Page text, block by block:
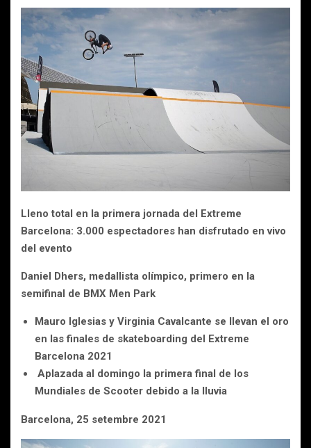
Lleno total en la primera jornada del Extreme
Barcelona: 3.000 espectadores han disfrutado en vivo
del evento
Daniel Dhers, medallista olímpico, primero en la
semifinal de BMX Men Park
Mauro Iglesias y Virginia Cavalcante se llevan el oro
en las finales de skateboarding del Extreme
Barcelona 2021
Aplazada al domingo la primera final de los
Mundiales de Scooter debido a la lluvia
Barcelona, 25 setembre 2021